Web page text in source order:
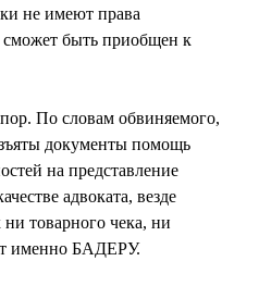
не имеют права
сможет быть приобщен к
По словам обвиняемого,
документы помощь
на представление
адвоката, везде
товарного чека, ни
именно БАДЕРУ.